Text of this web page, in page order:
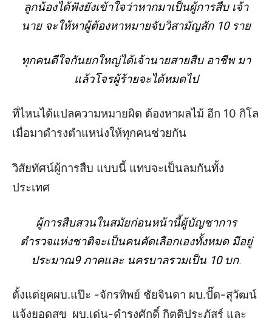
ลูกน้องได้ฟังยังเข้าใจว่าหากมาเป็นผู้การสืบ เจ้า
นาย จะให้หาผู้ต้องหาหมายจับวิสามัญสัก 10 ราย
ทุกคนดีใจกันยกใหญ่ได้เจ้านายสายสืบ อาชีพ มา
แล้วโจรผู้ร้ายจะได้หมดไป
ที่ไหนได้แปลความหมายผิด ต้องหาผลไม้ อีก 10 กิโล
เมื่อมาดำรงตำแหน่งให้ทุกคนช่วยกัน
วิสัยทัศน์ผู้การสืบ แบบนี้ แทบจะเป็นลมกันทั้ง
ประเทศ
ผู้การสืบสวนในสมัยก่อนหน้านี้ผู้บัญชาการ
ตำรวจแห่งชาติจะเป็นคนคัดเลือกเองทั้งหมด มีอยู่
ประมาณ9 ภาคและ นครบาลรวมเป็น 10 บก.
ตั้งแต่ยุคผบ.แป๊ะ -จักรทิพย์ ชัยจินดา ผบ.ปั๊ด-สุวัฒน์
แจ้งยอดสุข ผบ.เด่น-ดำรงศักดิ์ กิตติประภัสร์ และ